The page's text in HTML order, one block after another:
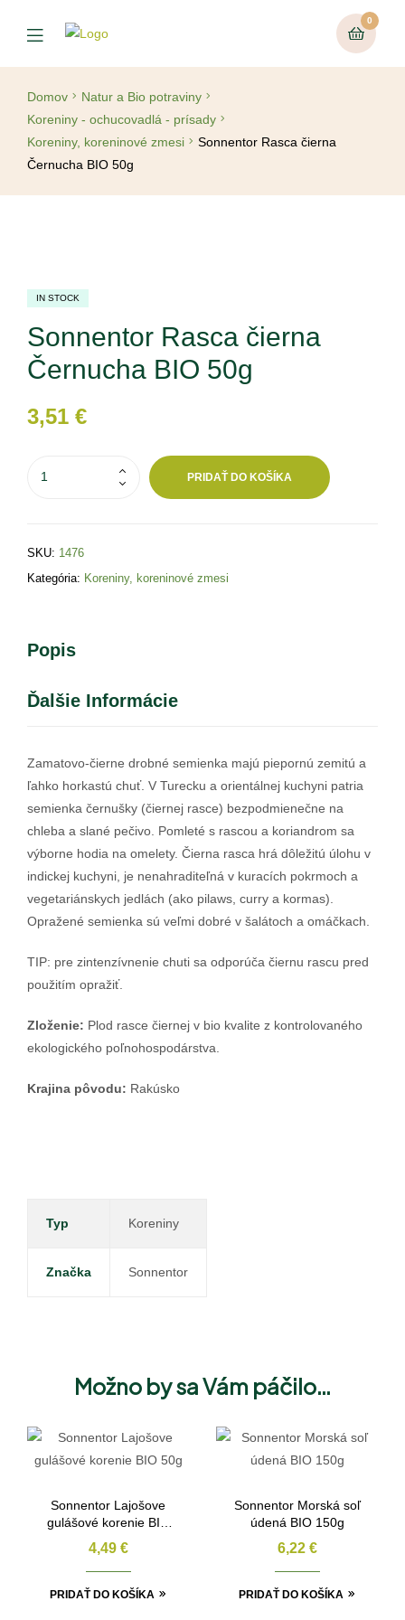
0
Domov
Natur a Bio potraviny
Koreniny - ochucovadlá - prísady
Koreniny, koreninové zmesi
Sonnentor Rasca čierna
Černucha BIO 50g
IN STOCK
Sonnentor Rasca čierna
Černucha BIO 50g
3,51 €
PRIDAŤ DO KOŠÍKA
SKU: 1476
Kategória: Koreniny, koreninové zmesi
Popis
Ďalšie Informácie
Zamatovo-čierne drobné semienka majú piepornú zemitú a
ľahko horkastú chuť. V Turecku a orientálnej kuchyni patria
semienka černušky (čiernej rasce) bezpodmienečne na
chleba a slané pečivo. Pomleté ​​s rascou a koriandrom sa
výborne hodia na omelety. Čierna rasca hrá dôležitú úlohu v
indickej kuchyni, je nenahraditeľná v kuracích pokrmoch a
vegetariánskych jedlách (ako pilaws, curry a kormas).
Opražené semienka sú veľmi dobré v šalátoch a omáčkach.
TIP: pre zintenzívnenie chuti sa odporúča čiernu rascu pred
použitím opražiť.
Zloženie: Plod rasce čiernej v bio kvalite z kontrolovaného
ekologického poľnohospodárstva.
Krajina pôvodu: Rakúsko
Typ Koreniny
Značka Sonnentor
Možno by sa Vám páčilo…
Sonnentor Lajošove
gulášové korenie BIO
50g
4,49 €
PRIDAŤ DO KOŠÍKA
Sonnentor Morská soľ
údená BIO 150g
6,22 €
PRIDAŤ DO KOŠÍKA